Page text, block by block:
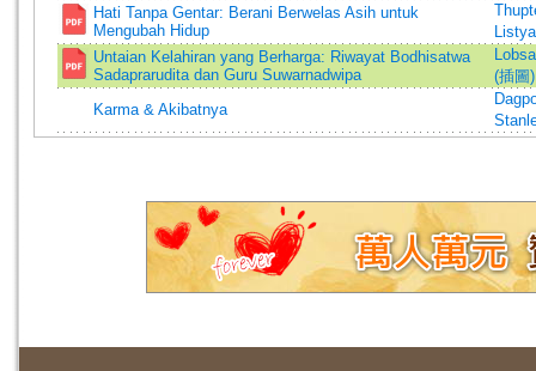
Hati Tanpa Gentar: Berani Berwelas Asih untuk
Mengubah Hidup
Untaian Kelahiran yang Berharga: Riwayat Bodhisatwa
Sadaprarudita dan Guru Suwarnadwipa
(插圖)
Karma & Akibatnya